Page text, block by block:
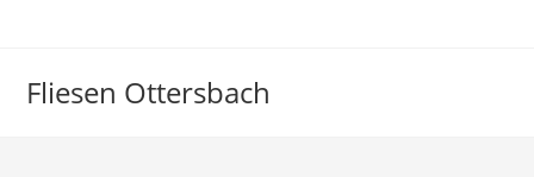
Fliesen Ottersbach